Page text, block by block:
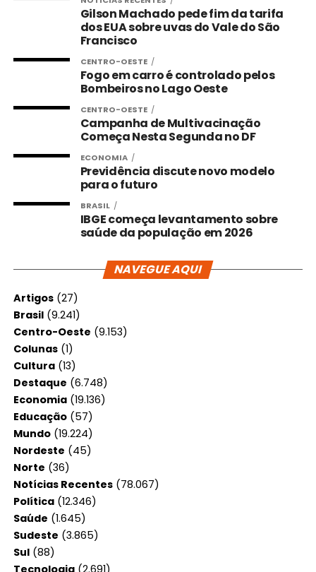
Gilson Machado pede fim da tarifa
dos EUA sobre uvas do Vale do São
Francisco
CENTRO-OESTE
Fogo em carro é controlado pelos
Bombeiros no Lago Oeste
CENTRO-OESTE
Campanha de Multivacinação
Começa Nesta Segunda no DF
ECONOMIA
Previdência discute novo modelo
para o futuro
BRASIL
IBGE começa levantamento sobre
saúde da população em 2026
NAVEGUE AQUI
Artigos(27)
Brasil(9.241)
Centro-Oeste (9.153)
Colunas(1)
Cultura(13)
Destaque (6.748)
Economia(19.136)
Educação(57)
Mundo(19.224)
Nordeste (45)
Norte (36)
Notícias Recentes(78.067)
Política(12.346)
Saúde (1.645)
Sudeste (3.865)
Sul(88)
Tecnologia(2.691)